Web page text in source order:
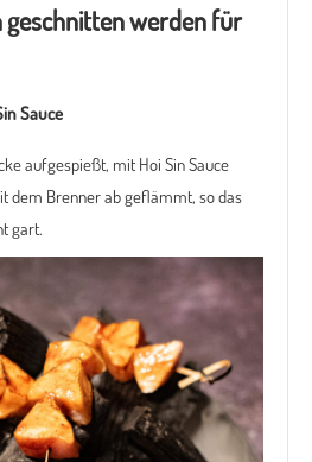
geschnitten werden für
Sauce
aufgespießt, mit Hoi Sin Sauce
dem Brenner ab geflämmt, so das
gart.